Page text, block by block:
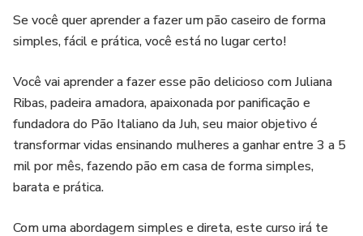
Se você quer aprender a fazer um pão caseiro de forma
simples, fácil e prática, você está no lugar certo!
Você vai aprender a fazer esse pão delicioso com Juliana
Ribas, padeira amadora, apaixonada por panificação e
fundadora do Pão Italiano da Juh, seu maior objetivo é
transformar vidas ensinando mulheres a ganhar entre 3 a 5
mil por mês, fazendo pão em casa de forma simples,
barata e prática.
Com uma abordagem simples e direta, este curso irá te